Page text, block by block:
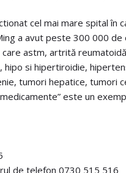
cel mai mare spital în
a avut peste 300 000
astm, artrită
si hipertiroidie,
tumori hepatice, tumori
este un
de telefon 0730 515 516